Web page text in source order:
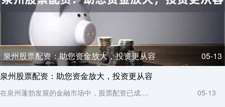
泉州股票配资：助您资金放大，投资更从容
05-13
泉州股票配资：助您资金放大，投资更从容
在泉州蓬勃发展的金融市场中，股票配资已成.... 05-13